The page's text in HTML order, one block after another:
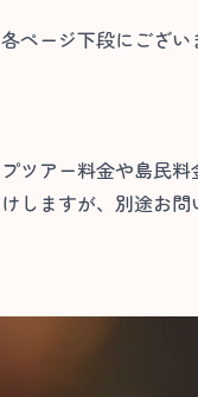
ページ下段にござい
ツアー料金や島民料
しますが、別途お問